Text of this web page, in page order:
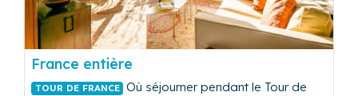
France entière
TOUR DE FRANCE
Où séjourner pendant le Tour de